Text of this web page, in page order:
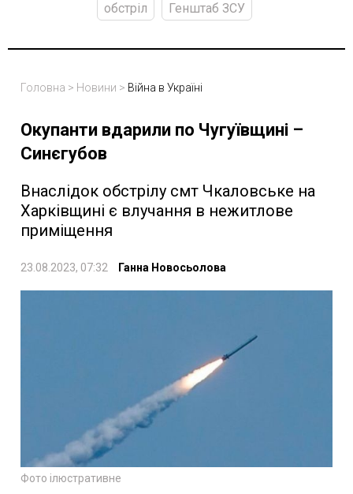
обстріл
Генштаб ЗСУ
Головна > Новини > Війна в Україні
Окупанти вдарили по Чугуївщині –
Синєгубов
Внаслідок обстрілу смт Чкаловське на
Харківщині є влучання в нежитлове
приміщення
23.08.2023, 07:32 Ганна Новосьолова
Фото ілюстративне